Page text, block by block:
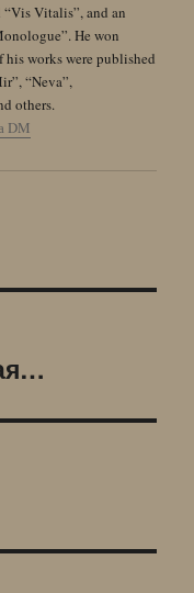
“Vis Vitalis”, and an
He won
his works were published
“Neva”,
others.
DM